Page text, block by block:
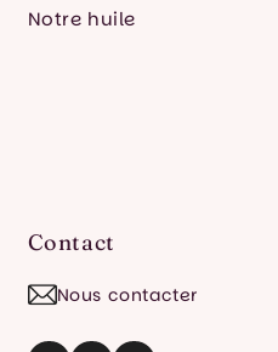
Notre huile
Contact
Nous contacter